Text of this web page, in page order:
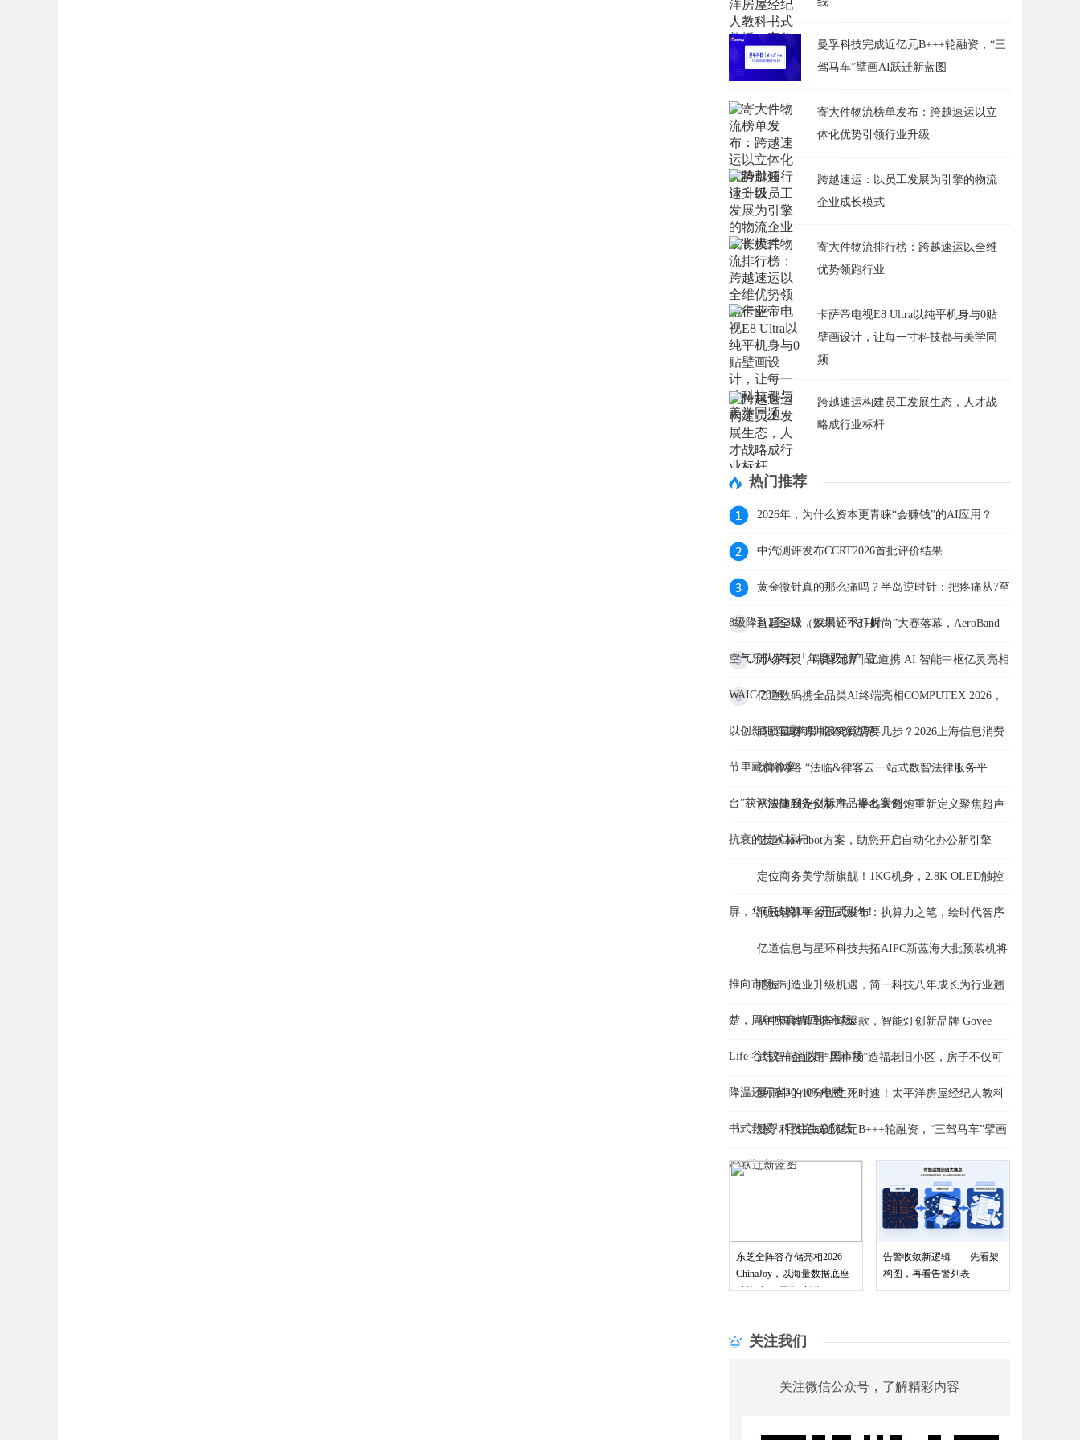
曼孚科技完成近亿元B+++轮融资，“三
驾马车”擘画AI跃迁新蓝图
寄大件物流榜单发布：跨越速运以立
体化优势引领行业升级
跨越速运：以员工发展为引擎的物流
企业成长模式
寄大件物流排行榜：跨越速运以全维
优势领跑行业
卡萨帝电视E8 Ultra以纯平机身与0贴
壁画设计，让每一寸科技都与美学同
频
跨越速运构建员工发展生态，人才战
略成行业标杆
热门推荐
2026年，为什么资本更青睐“会赚钱”的AI应用？
中汽测评发布CCRT2026首批评价结果
黄金微针真的那么痛吗？半岛逆时针：把疼痛从7至
8级降到2至3级，效果还不打折
首届全球（深圳）“AI+时尚”大赛落幕，AeroBand
空气乐队荣获「年度双创产品」
万物有灵，端智无界 | 亿道携 AI 智能中枢亿灵亮相
WAIC 2026亿道数码携全品类AI终端亮相COMPUTEX 2026，
以创新矩阵重构智能体验边界
高质量赛博冲浪究竟需要几步？2026上海信息消费
节里藏着答案
优啊网络 “法临&律客云一站式数智法律服务平
台”获评法律服务创新产品提名案例
从跟随到定义标准：半岛大超炮重新定义聚焦超声
抗衰的技术标杆
亿道Clawdbot方案，助您开启自动化办公新引擎
定位商务美学新旗舰！1KG机身，2.8K OLED触控
屏，华硕破晓Ultra开启预约！
润云智算平台正式发布：执算力之笔，绘时代智序
亿道信息与星环科技共拓AIPC新蓝海大批预装机将
推向市场把握制造业升级机遇，简一科技八年成长为行业翘
楚，周年庆真情回馈市场
从中国智造到全球爆款，智能灯创新品牌 Govee
Life 谷纬智能首发中国市场
武汉一企业用“黑科技”造福老旧小区，房子不仅可
降温还可省30-40%电费
​暴雨中的10分钟生死时速！太平洋房屋经纪人教科
书式救援，守住生命防线
曼孚科技完成近亿元B+++轮融资，“三驾马车”擘画
AI跃迁新蓝图
东芝全阵容存储亮相2026
ChinaJoy，以海量数据底座
赋能“与AI同游”新体验
告警收敛新逻辑——先看架
构图，再看告警列表
关注我们
关注微信公众号，了解精彩内容